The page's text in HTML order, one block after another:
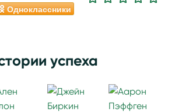
Одноклассники
успеха